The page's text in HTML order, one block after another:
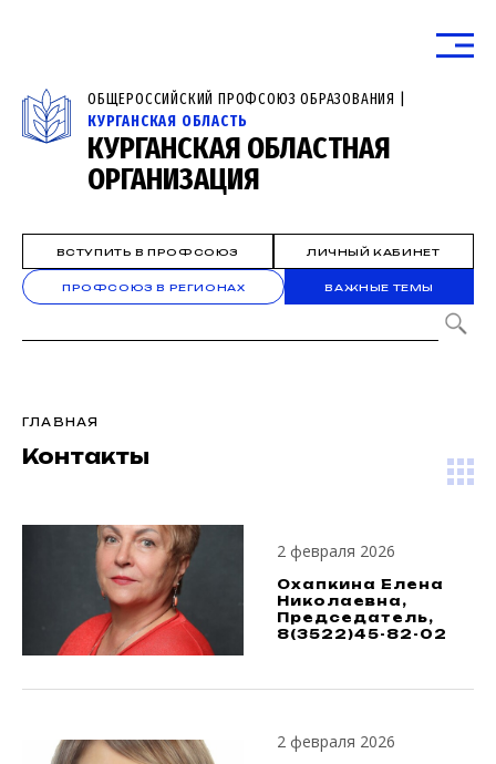
ОБЩЕРОССИЙСКИЙ ПРОФСОЮЗ ОБРАЗОВАНИЯ |
КУРГАНСКАЯ ОБЛАСТЬ
КУРГАНСКАЯ ОБЛАСТНАЯ
ОРГАНИЗАЦИЯ
ВСТУПИТЬ В ПРОФСОЮЗ ЛИЧНЫЙ КАБИНЕТ
ПРОФСОЮЗ В РЕГИОНАХ ВАЖНЫЕ ТЕМЫ
ГЛАВНАЯ
Контакты
2 февраля 2026
Охапкина Елена
Николаевна,
Председатель,
8(3522)45-82-02
2 февраля 2026